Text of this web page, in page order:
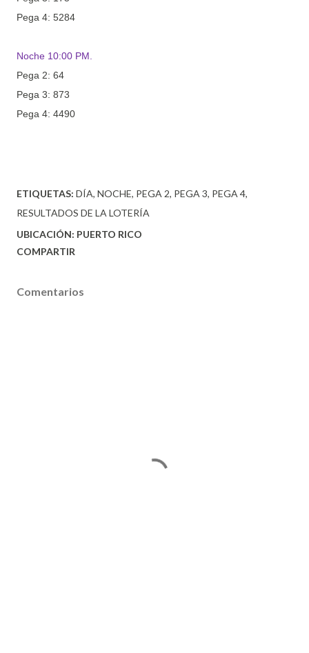
Pega 4: 5284
Noche 10:00 PM.
Pega 2: 64
Pega 3: 873
Pega 4: 4490
ETIQUETAS: DÍA NOCHE PEGA 2 PEGA 3 PEGA 4
RESULTADOS DE LA LOTERÍA
UBICACIÓN: PUERTO RICO
COMPARTIR
Comentarios